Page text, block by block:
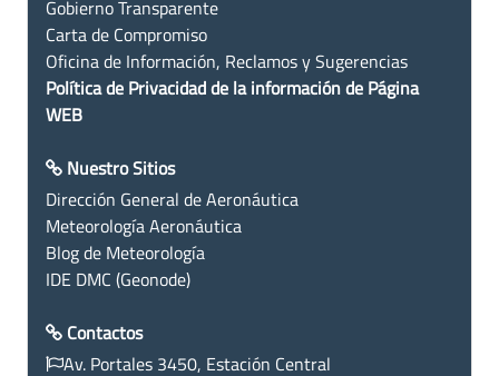
Gobierno Transparente
Carta de Compromiso
Oficina de Información, Reclamos y Sugerencias
Política de Privacidad de la información de Página
WEB
Nuestro Sitios
Dirección General de Aeronáutica
Meteorología Aeronáutica
Blog de Meteorología
IDE DMC (Geonode)
Contactos
Av. Portales 3450, Estación Central